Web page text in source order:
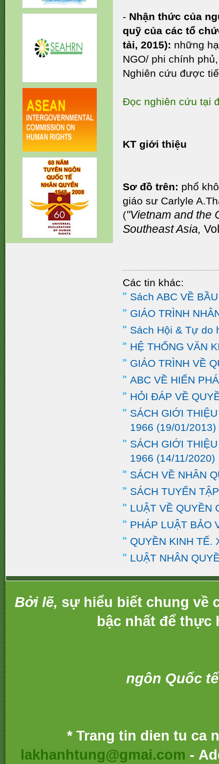
- Nhận thức của
quỹ của các tổ
tải, 2015): những
NGO/ phi chính
Nghiên cứu được
Đọc nghiên cứu tại
KT giới thiệu
Sơ đồ trên: phổ
giáo sư Carlyle
("Vietnam and the
Southeast Asia,
Các tin khác:
Sách ABC VỀ
GIÁO TRÌNH
Sách Hội & Tự do
HỆ THỐNG VĂN
GIÁO TRÌNH VỀ
ABC VỀ HIẾN
HỎI ĐÁP VỀ
SÁCH GIỚI
1966 (19/01/2013)
SÁCH GIỚI
1966 (14/11/2020)
SÁCH VỀ NHÂN
SÁCH TUYỂN
LUẬT VỀ QUYỀN
PHÁP LUẬT BẢO
QUYỀN KINH TẾ.
LUẬT NHÂN
Bởi lẽ, sự hiểu biết chung về
bậc nhất để thực
ngôn Quốc
* Trang tin dien tu ca
lakhanhtung@gmai.com -